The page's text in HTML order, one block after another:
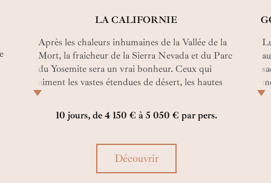
LA CALIFORNIE
Après les chaleurs inhumaines de la Vallée de la
Mort, la fraicheur de la Sierra Nevada et du Parc
du Yosemite sera un vrai bonheur. Ceux qui
aiment les vastes étendues de désert, les hautes
montagnes, les côtes sauvages et les grandes villes
du nouveau monde seront comblés.
10 jours, de 4 150 € à 5 050 € par pers.
Découvrir